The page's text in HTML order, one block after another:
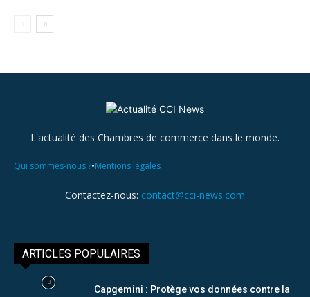
L'actualité des Chambres de commerce dans le monde.
Qui sommes-nous ?•Mentions légales
Contactez-nous: contact@cci-news.com
ARTICLES POPULAIRES
Capgemini : Protège vos données contre la